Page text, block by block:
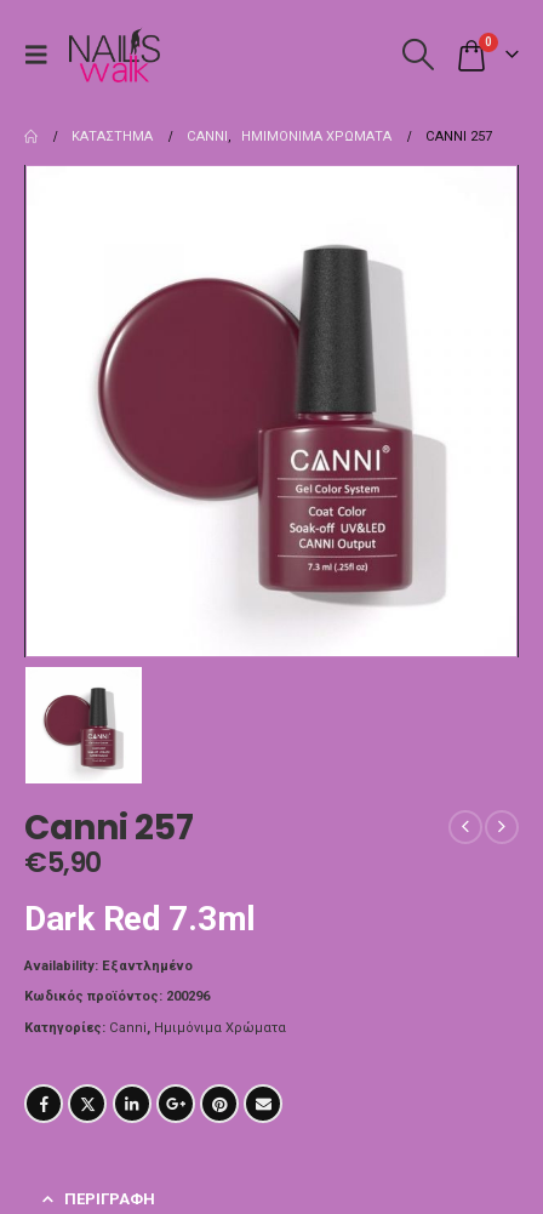
0
ΚΑΤΆΣΤΗΜΑ CANNI, ΗΜΙΜΌΝΙΜΑ ΧΡΏΜΑΤΑ CANNI 257
Canni 257
€5,90
Dark Red 7.3ml
Availability: Εξαντλημένο
Κωδικός προϊόντος: 200296
Κατηγορίες: Canni, Ημιμόνιμα Χρώματα
ΠΕΡΙΓΡΑΦΉ